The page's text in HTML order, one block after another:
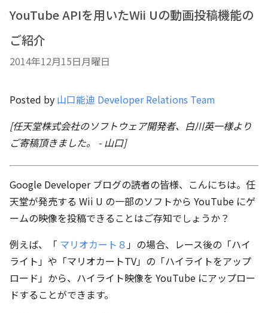
YouTube APIを用いたWii Uの動画投稿機能の
ご紹介
2014年12月15日月曜日
Posted by 山口能迪 Developer Relations Team
[任天堂株式会社のソフトウェア開発者、白川英一様より
ご寄稿頂きました。 - 山口]
Google Developer ブログの読者の皆様、こんにちは。任
天堂が発売する Wii U の一部のソフトから YouTube にゲ
ームの映像を投稿できることはご存知でしょうか？
例えば、「 マリオカート８」の場合、レース後の「ハイ
ライト」や「マリオカートTV」の「ハイライトをアップ
ロード」から、ハイライト映像を YouTube にアップロー
ドすることができます。